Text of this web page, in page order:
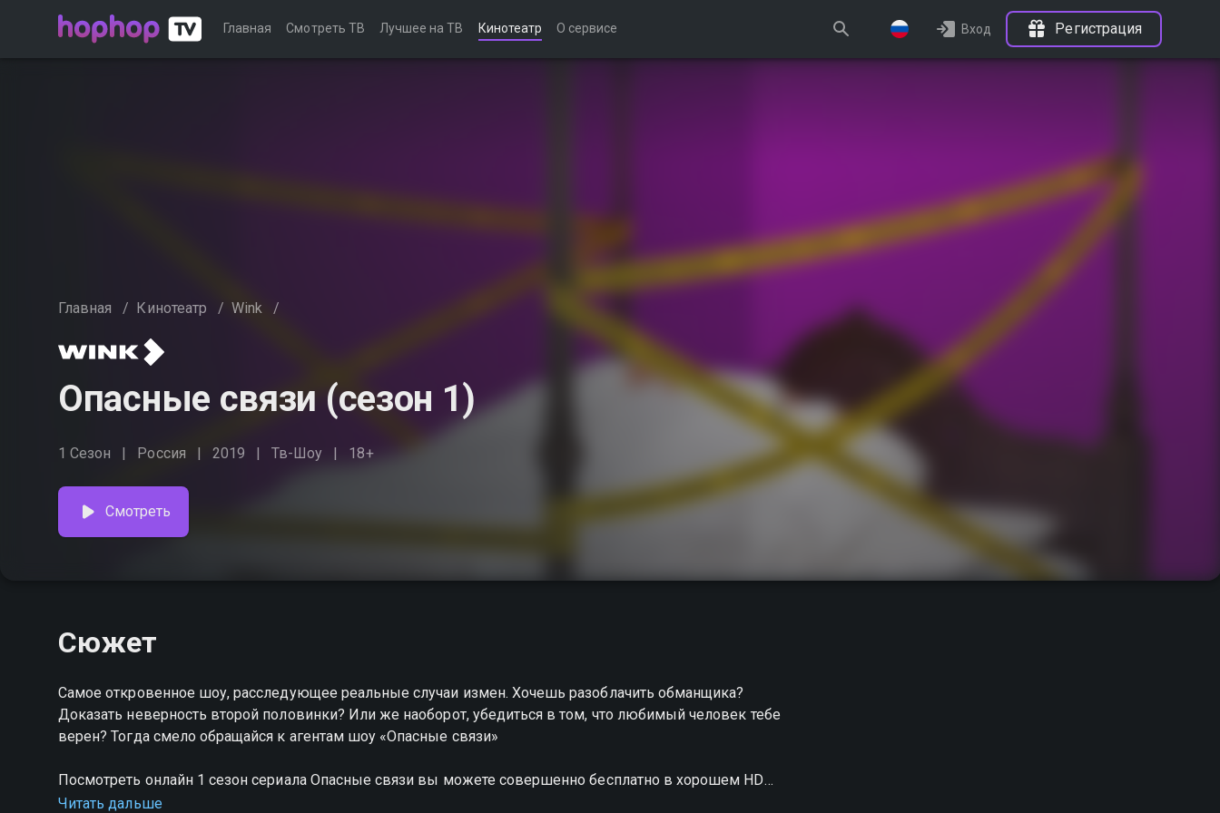
Главная Смотреть ТВ Лучшее на ТВ Кинотеатр О сервисе Вход Регистрация
Главная / Кинотеатр / Wink /
Опасные связи (сезон 1)
1 Сезон Россия 2019 Тв-Шоу 18+
Смотреть
Сюжет
Самое откровенное шоу, расследующее реальные случаи измен. Хочешь разоблачить обманщика?
Доказать неверность второй половинки? Или же наоборот, убедиться в том, что любимый человек тебе
верен? Тогда смело обращайся к агентам шоу «Опасные связи»
Посмотреть онлайн 1 сезон сериала Опасные связи вы можете совершенно бесплатно в хорошем HD
качестве на hophop.tv
Читать дальше